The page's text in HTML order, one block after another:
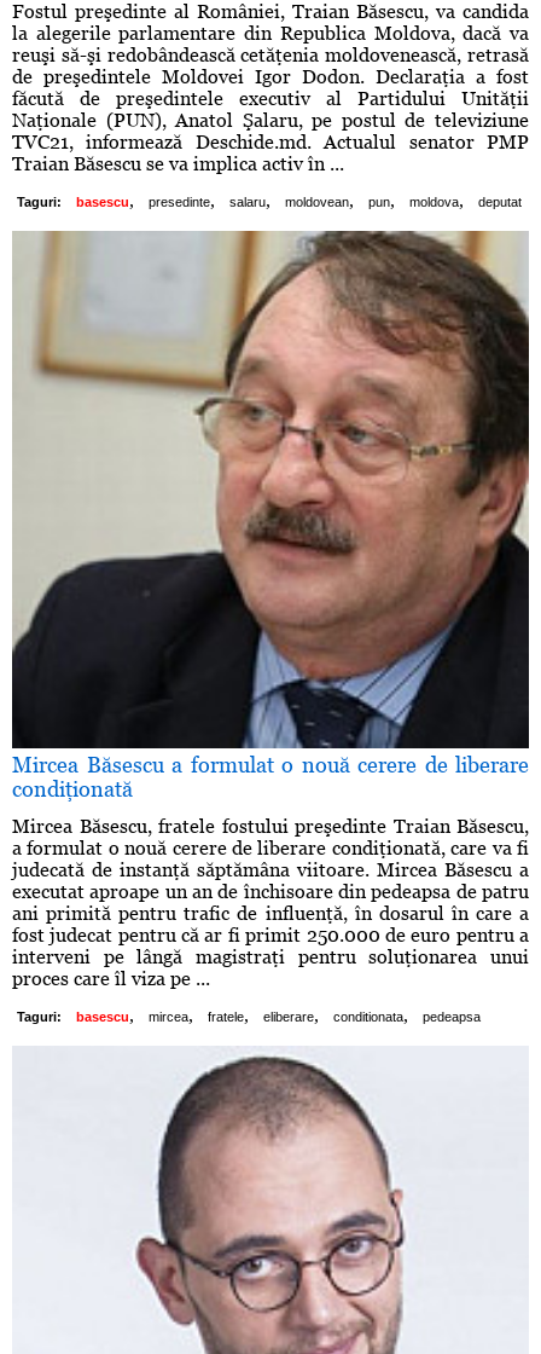
Fostul preşedinte al României, Traian Băsescu, va candida
la alegerile parlamentare din Republica Moldova, dacă va
reuşi să-şi redobândească cetăţenia moldovenească, retrasă
de preşedintele Moldovei Igor Dodon. Declaraţia a fost
făcută de preşedintele executiv al Partidului Unităţii
Naţionale (PUN), Anatol Şalaru, pe postul de televiziune
TVC21, informează Deschide.md. Actualul senator PMP
Traian Băsescu se va implica activ în ...
Taguri: basescu, presedinte, salaru, moldovean, pun, moldova, deputat
Mircea Băsescu a formulat o nouă cerere de liberare
condiţionată
Mircea Băsescu, fratele fostului preşedinte Traian Băsescu,
a formulat o nouă cerere de liberare condiţionată, care va fi
judecată de instanţă săptămâna viitoare. Mircea Băsescu a
executat aproape un an de închisoare din pedeapsa de patru
ani primită pentru trafic de influenţă, în dosarul în care a
fost judecat pentru că ar fi primit 250.000 de euro pentru a
interveni pe lângă magistraţi pentru soluţionarea unui
proces care îl viza pe ...
Taguri: basescu, mircea, fratele, eliberare, conditionata, pedeapsa